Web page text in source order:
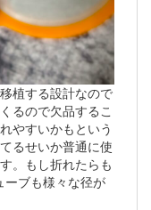
植する設計なので
るので欠品するこ
やすいかもという
るせいか普通に使
。もし折れたらも
ーブも様々な径が